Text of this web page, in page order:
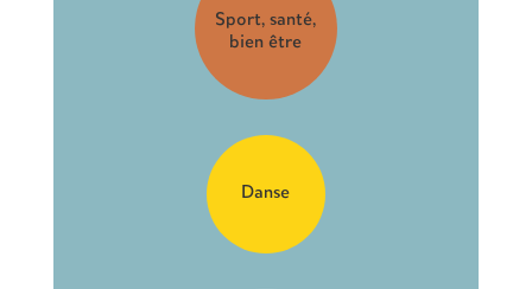
Sport, santé,
bien être
Danse